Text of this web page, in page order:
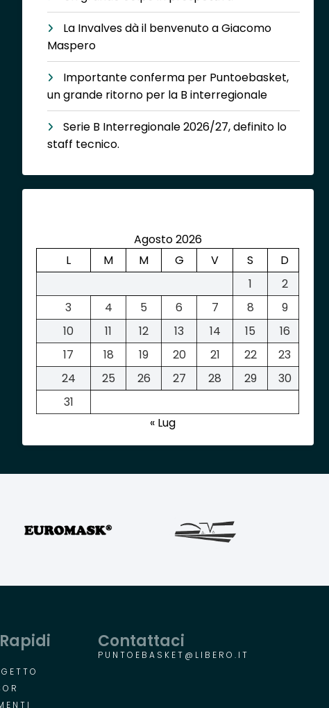
La Invalves dà il benvenuto a Giacomo
Maspero
Importante conferma per Puntoebasket,
un grande ritorno per la B interregionale
Serie B Interregionale 2026/27, definito lo
staff tecnico.
Agosto 2026
L
M M G V S
D
1
2
3
4 5 6 7 8
9
10
11 12 13 14 15
16
17
18 19 20 21 22
23
24
25 26 27 28 29
30
31
« Lug
Contattaci
PUNTOEBASKET@LIBERO.IT